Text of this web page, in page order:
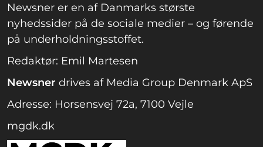
Newsner er en af Danmarks største
nyhedssider på de sociale medier – og førende
på underholdningsstoffet.
Redaktør: Emil Martesen
Newsner drives af Media Group Denmark ApS
Adresse: Horsensvej 72a, 7100 Vejle
mgdk.dk